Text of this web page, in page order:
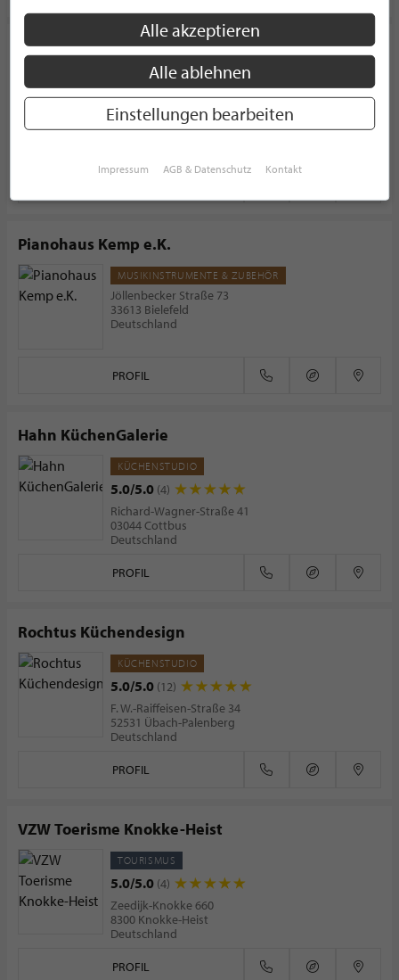
Autohaus Süd GmbH
AUTOHAUS
5.0/5.0(2)
Bochumer Straße 103-105
Pianohaus Kemp e.K.
MUSIKINSTRUMENTE & ZUBEHÖR
Jöllenbecker Straße 73
33613 Bielefeld
Deutschland
PROFIL
Hahn KüchenGalerie
KÜCHENSTUDIO
5.0/5.0 (4)
Richard-Wagner-Straße 41
03044 Cottbus
Deutschland
PROFIL
Rochtus Küchendesign
KÜCHENSTUDIO
5.0/5.0 (12)
F. W.-Raiffeisen-Straße 34
52531 Übach-Palenberg
Deutschland
PROFIL
VZW Toerisme Knokke-Heist
TOURISMUS
5.0/5.0 (4)
Zeedijk-Knokke 660
8300 Knokke-Heist
Deutschland
PROFIL
Alle akzeptieren
Alle ablehnen
Einstellungen bearbeiten
Impressum AGB & Datenschutz Kontakt